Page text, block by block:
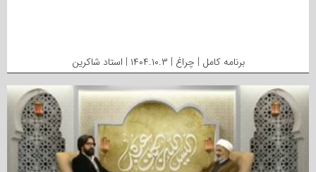
برنامه کامل | چراغ | ۱۴۰۴.۱۰.۳ | استاد شاکرین